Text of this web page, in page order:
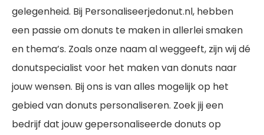
gelegenheid. Bij Personaliseerjedonut.nl, hebben
een passie om donuts te maken in allerlei smaken
en thema’s. Zoals onze naam al weggeeft, zijn wij dé
donutspecialist voor het maken van donuts naar
jouw wensen. Bij ons is van alles mogelijk op het
gebied van donuts personaliseren. Zoek jij een
bedrijf dat jouw gepersonaliseerde donuts op